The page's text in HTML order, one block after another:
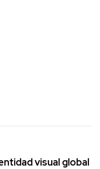
visual global